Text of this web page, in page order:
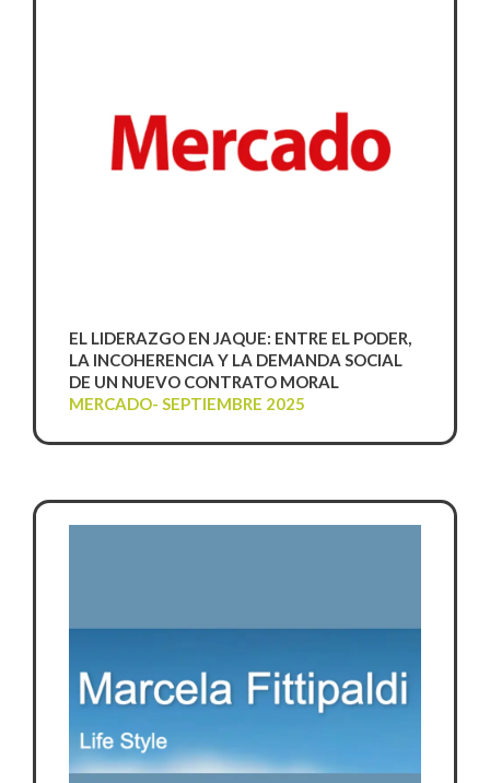
EL LIDERAZGO EN JAQUE: ENTRE EL PODER,
LA INCOHERENCIA Y LA DEMANDA SOCIAL
DE UN NUEVO CONTRATO MORAL
MERCADO- SEPTIEMBRE 2025